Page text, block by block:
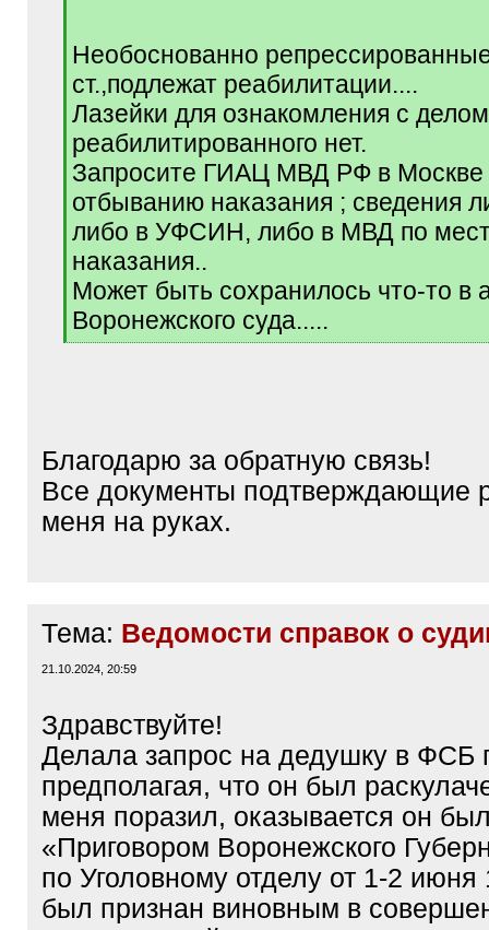
Необоснованно
ст.,подлежат реабилитации....
Лазейки для ознакомления с
реабилитированного нет.
Запросите ГИАЦ МВД РФ в Москве
отбыванию наказания ; сведения
либо в УФСИН, либо в МВД по
наказания..
Может быть сохранилось что-то в
Воронежского суда.....
[
Благодарю за обратную связь!
Все документы подтверждающие
меня на руках.
Тема: Ведомости справок о
21.10.2024, 20:59
Здравствуйте!
Делала запрос на дедушку в ФСБ
предполагая, что он был
меня поразил, оказывается он
«Приговором Воронежского
по Уголовному отделу от 1-2 июня
был признан виновным в